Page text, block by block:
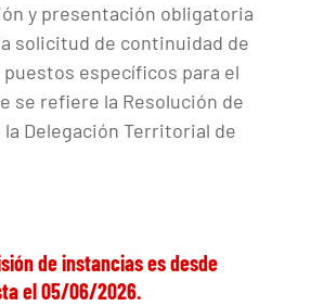
y presentación obligatoria
solicitud de continuidad de
específicos para el
se refiere la Resolución de
la Delegación Territorial de
de instancias es desde
el 05/06/2026.